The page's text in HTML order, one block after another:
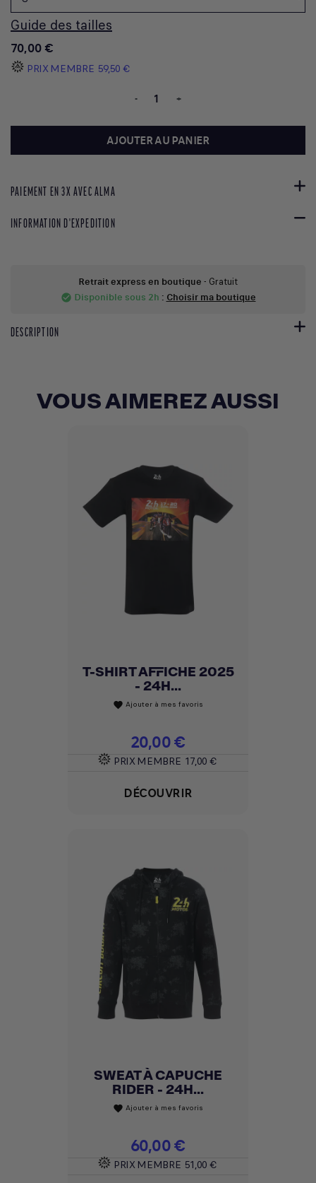
Guide des tailles
70,00 €
PRIX MEMBRE 59,50 €
- +
AJOUTER AU PANIER
PAIEMENT EN 3X AVEC ALMA
INFORMATION D'EXPEDITION
Retrait express en boutique - Gratuit
check_circle Disponible sous 2h : Choisir ma boutique
DESCRIPTION
VOUS AIMEREZ AUSSI
T-SHIRT AFFICHE 2025
- 24H...
favorite Ajouter à mes favoris
Prix
20,00 €
PRIX MEMBRE 17,00 €
DÉCOUVRIR
SWEAT À CAPUCHE
RIDER - 24H...
favorite Ajouter à mes favoris
Prix
60,00 €
PRIX MEMBRE 51,00 €